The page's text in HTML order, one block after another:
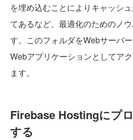
を埋め込むことによりキャッシ
てあるなど、最適化のためのノ
す。このフォルダをWebサーバー
Webアプリケーションとしてア
ます。
Firebase Hostingにプ
する